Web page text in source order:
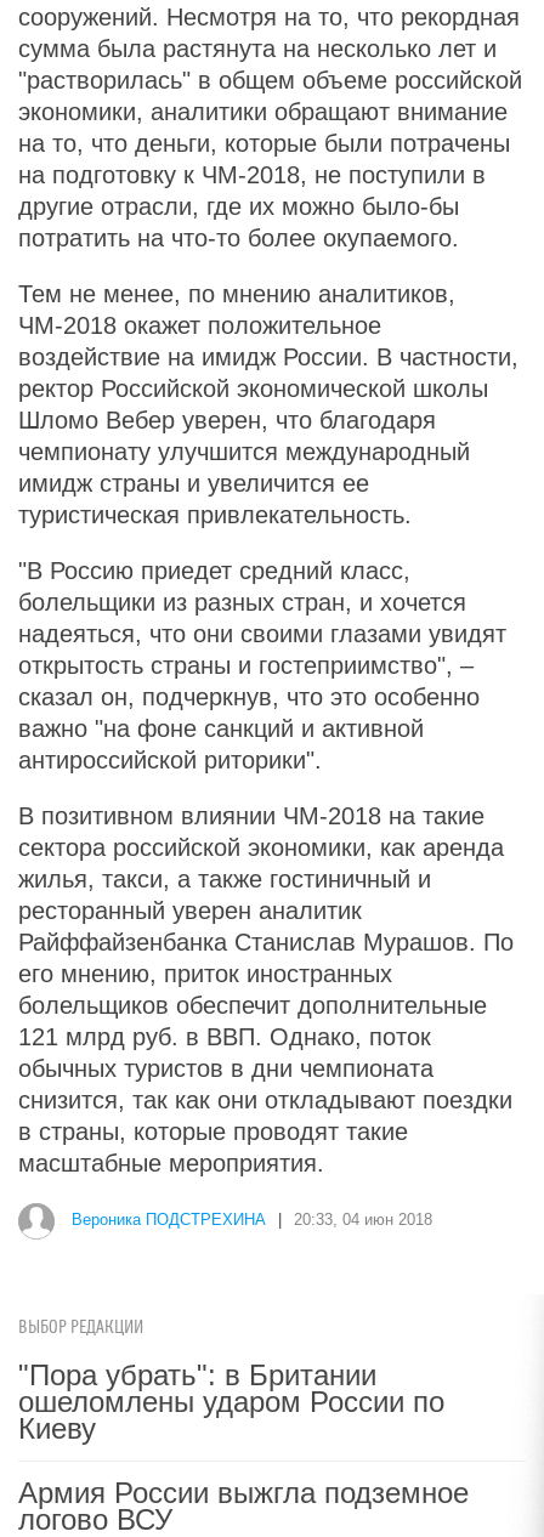
сооружений. Несмотря на то, что рекордная
сумма была растянута на несколько лет и
"растворилась" в общем объеме российской
экономики, аналитики обращают внимание
на то, что деньги, которые были потрачены
на подготовку к ЧМ-2018, не поступили в
другие отрасли, где их можно было-бы
потратить на что-то более окупаемого.
Тем не менее, по мнению аналитиков,
ЧМ-2018 окажет положительное
воздействие на имидж России. В частности,
ректор Российской экономической школы
Шломо Вебер уверен, что благодаря
чемпионату улучшится международный
имидж страны и увеличится ее
туристическая привлекательность.
"В Россию приедет средний класс,
болельщики из разных стран, и хочется
надеяться, что они своими глазами увидят
открытость страны и гостеприимство", –
сказал он, подчеркнув, что это особенно
важно "на фоне санкций и активной
антироссийской риторики".
В позитивном влиянии ЧМ-2018 на такие
сектора российской экономики, как аренда
жилья, такси, а также гостиничный и
ресторанный уверен аналитик
Райффайзенбанка Станислав Мурашов. По
его мнению, приток иностранных
болельщиков обеспечит дополнительные
121 млрд руб. в ВВП. Однако, поток
обычных туристов в дни чемпионата
снизится, так как они откладывают поездки
в страны, которые проводят такие
масштабные мероприятия.
Вероника ПОДСТРЕХИНА 20:33, 04 июн 2018
ВЫБОР РЕДАКЦИИ
"Пора убрать": в Британии
ошеломлены ударом России по
Киеву
Армия России выжгла подземное
логово ВСУ